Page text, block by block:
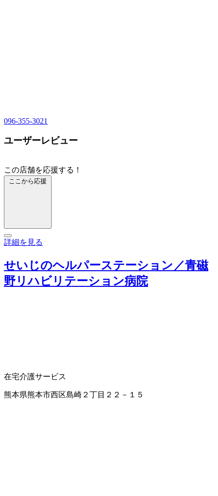
096-355-3021
ユーザーレビュー
この店舗を応援する！
ここから応援
詳細を見る
せいじのヘルパーステーション／青磁
野リハビリテーション病院
在宅介護サービス
熊本県熊本市西区島崎２丁目２２－１５